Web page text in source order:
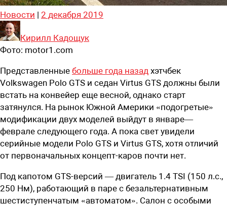
Новости | 2 декабря 2019
Кирилл Кадощук
Фото: motor1.com
Представленные больше года назад хэтчбек
Volkswagen Polo GTS и седан Virtus GTS должны были
встать на конвейер еще весной, однако старт
затянулся. На рынок Южной Америки «подогретые»
модификации двух моделей выйдут в январе—
феврале следующего года. А пока свет увидели
серийные модели Polo GTS и Virtus GTS, хотя отличий
от первоначальных концепт-каров почти нет.
Под капотом GTS-версий — двигатель 1.4 TSI (150 л.с.,
250 Нм), работающий в паре с безальтернативным
шестиступенчатым «​​автоматом». Салон с особыми